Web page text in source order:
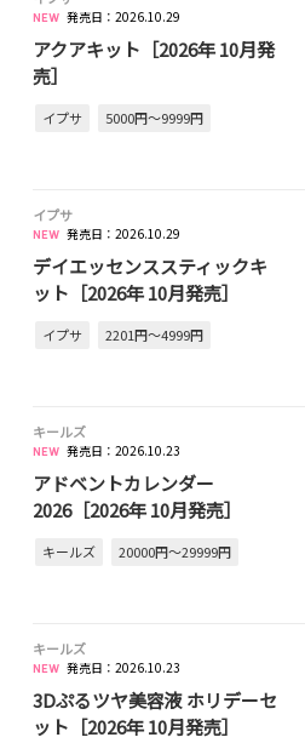
発売日：2026.10.29
アクアキット［2026年 10月発
売］
イプサ 5000円～9999円
イプサ
発売日：2026.10.29
デイエッセンススティックキ
ット［2026年 10月発売］
イプサ 2201円～4999円
キールズ
発売日：2026.10.23
アドベントカレンダー
2026［2026年 10月発売］
キールズ 20000円～29999円
キールズ
発売日：2026.10.23
3Dぷるツヤ美容液 ホリデーセ
ット［2026年 10月発売］